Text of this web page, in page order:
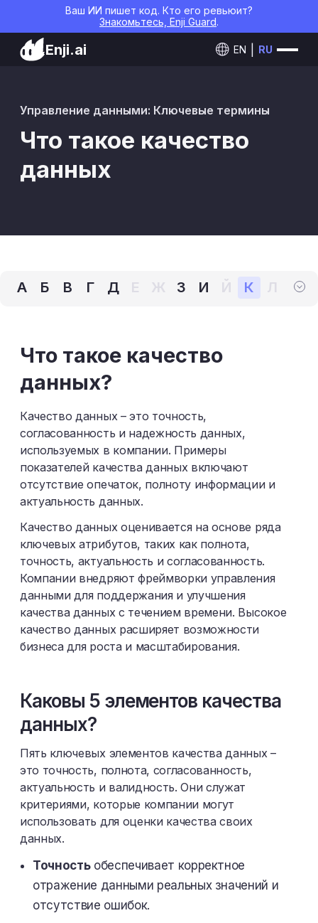
Ваш ИИ пишет код. Кто его ревьюит?
Знакомьтесь, Enji Guard.
Enji.ai EN RU
Управление данными: Ключевые термины
Что такое качество
данных
А Б В Г Д Е Ж З И Й К
Л
Что такое качество
данных?
Качество данных – это точность,
согласованность и надежность данных,
используемых в компании. Примеры
показателей качества данных включают
отсутствие опечаток, полноту информации и
актуальность данных.
Качество данных оценивается на основе ряда
ключевых атрибутов, таких как полнота,
точность, актуальность и согласованность.
Компании внедряют фреймворки управления
данными для поддержания и улучшения
качества данных с течением времени. Высокое
качество данных расширяет возможности
бизнеса для роста и масштабирования.
Каковы 5 элементов качества
данных?
Пять ключевых элементов качества данных –
это точность, полнота, согласованность,
актуальность и валидность. Они служат
критериями, которые компании могут
использовать для оценки качества своих
данных.
Точностьобеспечивает корректное
отражение данными реальных значений и
отсутствие ошибок.